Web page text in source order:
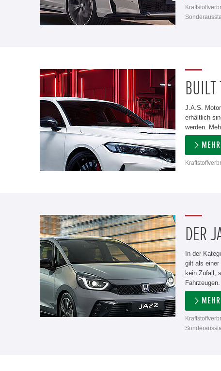
J.A.S.
erhältlich
werden.
DER
In der
gilt als einer
kein Zufall,